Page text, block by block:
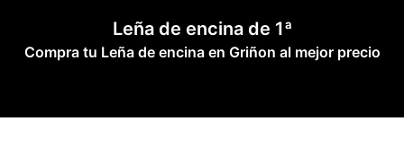
contenido
Leña de encina de 1ª
Compra tu Leña de encina en Griñon al mejor precio